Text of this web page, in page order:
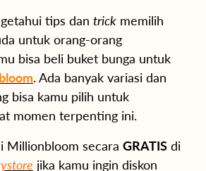
tips dan trick memilih
untuk orang-orang
bisa beli buket bunga untuk
. Ada banyak variasi dan
bisa kamu pilih untuk
momen terpenting ini.
Millionbloom secara GRATIS di
jika kamu ingin diskon